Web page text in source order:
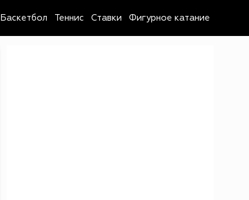
Баскетбол Теннис Ставки Фигурное катание